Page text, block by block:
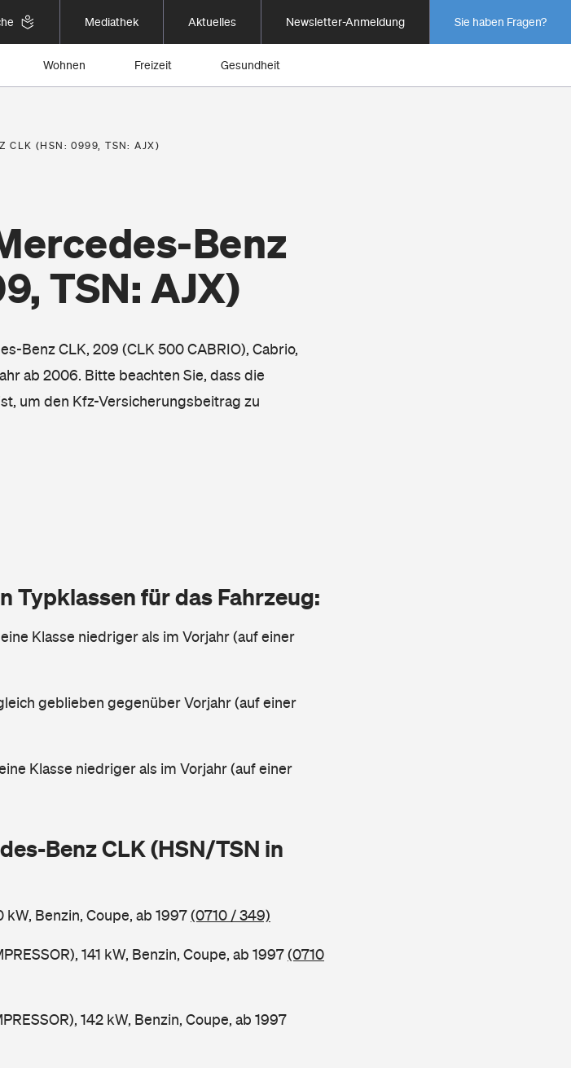
Mediathek Aktuelles Newsletter-Anmeldung Sie haben Fragen?
Wohnen Freizeit Gesundheit
CLK (HSN: 0999, TSN: AJX)
Benz
TSN: AJX)
Benz CLK, 209 (CLK 500 CABRIO), Cabrio,
ab 2006. Bitte beachten Sie, dass die
um den Kfz-Versicherungsbeitrag zu
Typklassen für das Fahrzeug:
Klasse niedriger als im Vorjahr (auf einer
geblieben gegenüber Vorjahr (auf einer
Klasse niedriger als im Vorjahr (auf einer
Benz CLK (HSN/TSN in
Benzin, Coupe, ab 1997(0710 / 349)
141 kW, Benzin, Coupe, ab 1997(0710
142 kW, Benzin, Coupe, ab 1997